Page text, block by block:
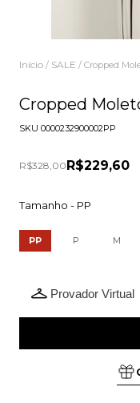
Início / SALE / Cropped
Cropped
SKU 0000232900002PP
R$328,00 R$229,60
Tamanho - PP
PP P M
Provador Virtual